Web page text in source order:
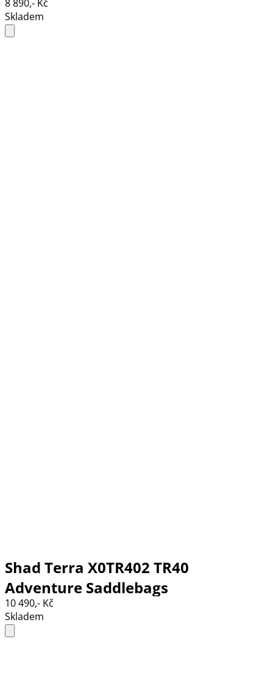
8 890,- Kč
Skladem
Shad Terra X0TR402 TR40
Adventure Saddlebags
10 490,- Kč
Skladem